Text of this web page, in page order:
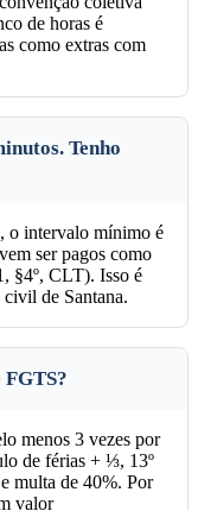
de horas é
como extras com
Tenho
o intervalo mínimo é
ser pagos como
§4º, CLT). Isso é
de Santana.
menos 3 vezes por
de férias + ⅓, 13º
multa de 40%. Por
valor